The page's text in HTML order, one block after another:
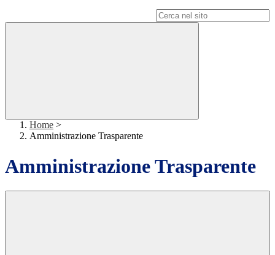
Home >
Amministrazione Trasparente
Amministrazione Trasparente